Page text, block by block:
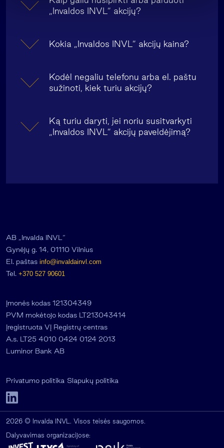
„Invaldos INVL” akcijų?
Kokia „Invaldos INVL” akcijų kaina?
Kodėl negaliu telefonu arba el. paštu
sužinoti, kiek turiu akcijų?
Ką turiu daryti, jei noriu susitvarkyti
„Invaldos INVL” akcijų paveldėjimą?
AB „Invalda INVL“
Gynėjų g. 14, 01110 Vilnius
El. paštas info@invaldainvl.com
Tel. +370 527 90601
Įmonės kodas 121304349
PVM mokėtojo kodas LT213043414
Įregistruota VĮ Registrų centras
A.s. LT25 4010 0424 0124 2013
Luminor Bank AB
Privatumo politika Slapukų politika
2026 © Invalda INVL. Visos teisės saugomos.
Dalyvavimas organizacijose: